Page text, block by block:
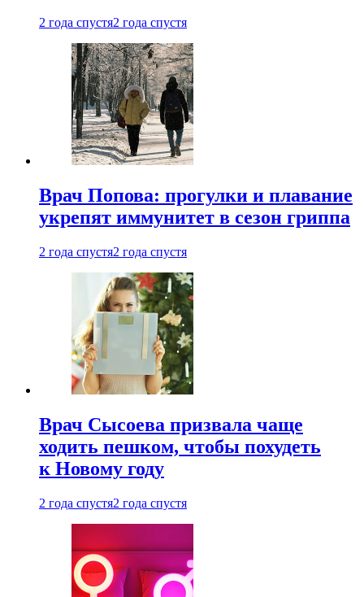
2 года спустя2 года спустя
Врач Попова: прогулки и плавание
укрепят иммунитет в сезон гриппа
2 года спустя2 года спустя
Врач Сысоева призвала чаще
ходить пешком, чтобы похудеть
к Новому году
2 года спустя2 года спустя